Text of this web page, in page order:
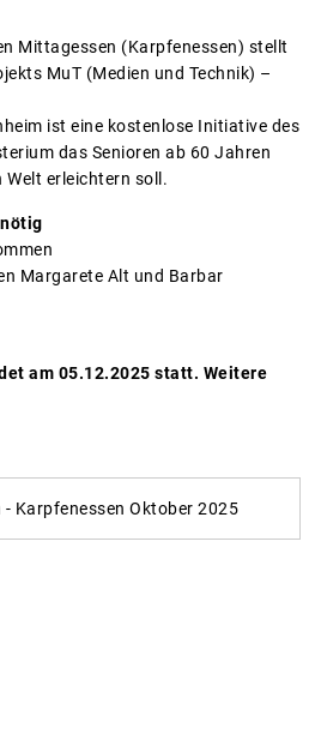
Mittagessen (Karpfenessen) stellt
MuT (Medien und Technik) –
ist eine kostenlose Initiative des
das Senioren ab 60 Jahren
erleichtern soll.
Margarete Alt und Barbar
am 05.12.2025 statt. Weitere
Karpfenessen Oktober 2025